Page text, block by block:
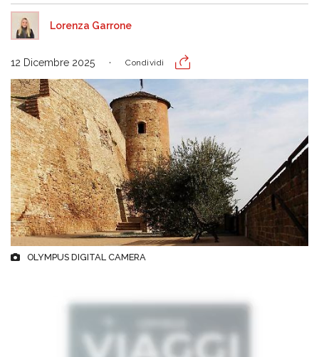
Lorenza Garrone
12 Dicembre 2025 Condividi
OLYMPUS DIGITAL CAMERA